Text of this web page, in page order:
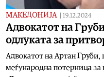
МАКЕДОНИЈА 19.12.2024
Адвокатот на
одлуката за
Адвокатот на Артан Груби,
меѓународна потерница за